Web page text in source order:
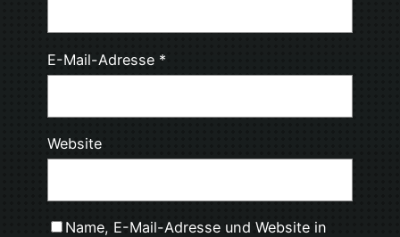
E-Mail-Adresse *
Website
Name, E-Mail-Adresse und Website in